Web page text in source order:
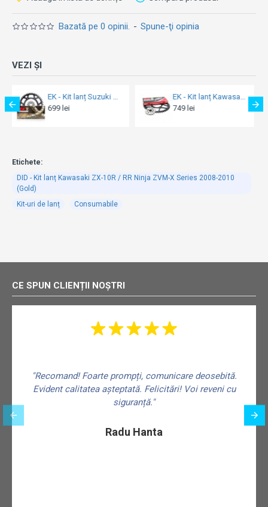
Bazată pe 0 opinii. - Spune-ţi opinia
VEZI ȘI
EK - Kit lanț Suzuki DL1000 V-Strom 2002-2010
749 lei
DID - Kit lanț Suzuki GSX-R 750 ZVM-X Series 2000-2003 (lanț Gold)
990 lei
Etichete:
DID - Kit lanț Kawasaki ZX-10R / RR Ninja ZVM-X Series 2008-2010
(Gold)
Kit-uri de lanț
Consumabile
CE SPUN CLIENȚII NOȘTRI
"Recomand! Foarte prompți, comunicare deosebită.
Evident calitatea așteptată. Felicitări! Voi reveni cu
siguranță."
Radu Hanta